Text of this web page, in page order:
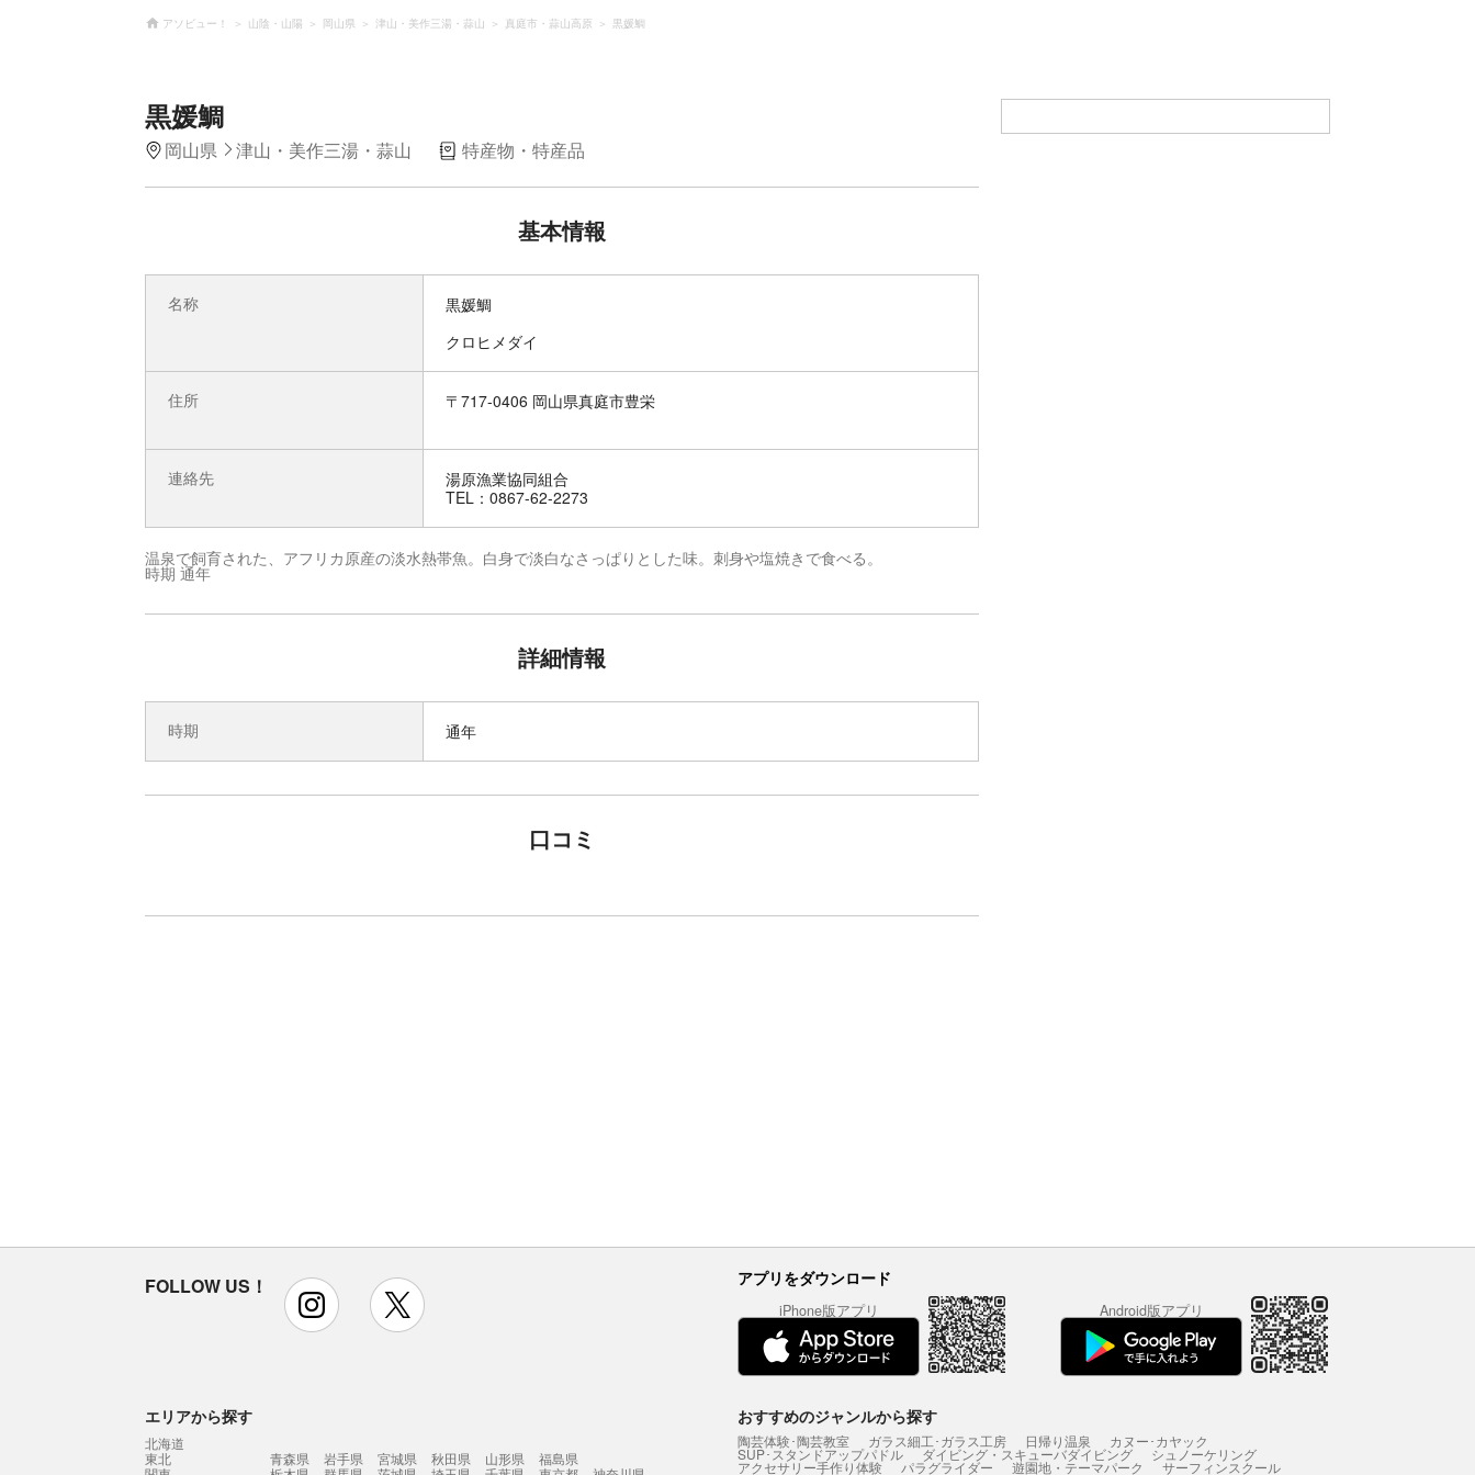
アソビュー！ 山陰・山陽 岡山県 津山・美作三湯・蒜山 真庭市・蒜山高原 黒媛鯛
黒媛鯛
岡山県 津山・美作三湯・蒜山 特産物・特産品
基本情報
名称
黒媛鯛
クロヒメダイ
住所 〒717-0406 岡山県真庭市豊栄
連絡先
湯原漁業協同組合
TEL：0867-62-2273
温泉で飼育された、アフリカ原産の淡水熱帯魚。白身で淡白なさっぱりとした味。刺身や塩焼きで食べる。
時期 通年
詳細情報
時期 通年
口コミ
FOLLOW US！ instagram アプリをダウンロード
iPhone版アプリ Android版アプリ
エリアから探す
北海道
東北
青森県 岩手県 宮城県 秋田県 山形県
福島県
おすすめのジャンルから探す
陶芸体験･陶芸教室 ガラス細工･ガラス工房 日帰り温泉 カヌー･カヤック
SUP･スタンドアップパドル ダイビング・スキューバダイビング シュノーケリング
アクセサリー手作り体験 パラグライダー 遊園地・テーマパーク サーフィンスクール